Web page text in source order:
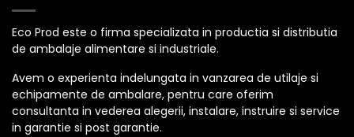
Eco Prod este o firma specializata in productia si distributia
de ambalaje alimentare si industriale.
Avem o experienta indelungata in vanzarea de utilaje si
echipamente de ambalare, pentru care oferim
consultanta in vederea alegerii, instalare, instruire si service
in garantie si post garantie.